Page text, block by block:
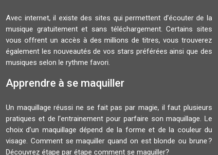
Avec internet, il existe des sites qui permettent d’écouter de la
musique gratuitement et sans téléchargement. Certains sites
vous offrent un accès à des millions de titres, vous trouverez
également les nouveautés de vos stars préférées ainsi que des
musiques selon le rythme favori.
Apprendre à se maquiller
Un maquillage réussi ne se fait pas par magie, il faut plusieurs
pratiques et de l’entrainement pour parfaire son maquillage. Le
choix d’un maquillage dépend de la forme et de la couleur du
visage. Comment se maquiller quand on est blonde ou brune ?
Découvrez étape par étape comment se maquiller?